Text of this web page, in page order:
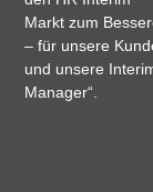
Markt zum
– für unsere
und unsere
Manager“.